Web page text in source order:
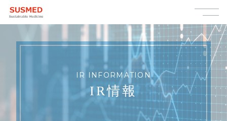
IR INFORMATION
IR情報